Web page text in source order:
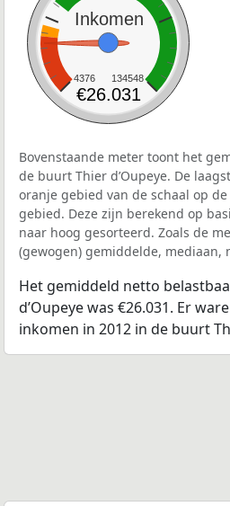
Inkomen
4376 134548
€26.031
Bovenstaande meter toont het
de buurt Thier d’Oupeye. De
oranje gebied van de schaal op
gebied. Deze zijn berekend op
naar hoog gesorteerd. Zoals de
(gewogen) gemiddelde, mediaan,
Het gemiddeld netto
d’Oupeye was €26.031. Er
inkomen in 2012 in de buurt